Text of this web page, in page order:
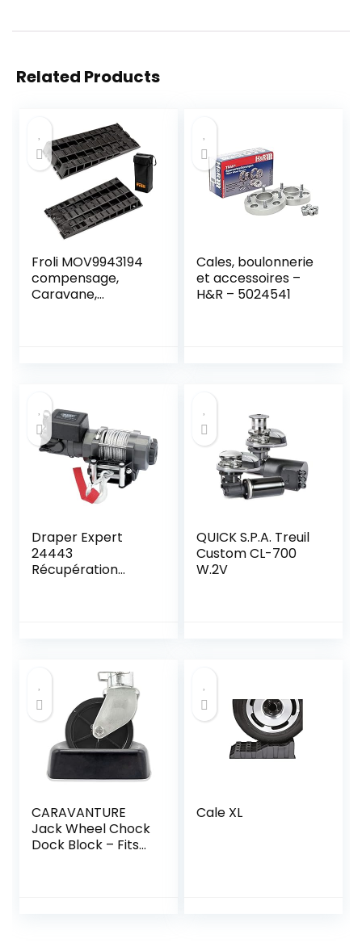
Related Products
Froli MOV9943194
compensage,
Caravane,
Adult, Noir, Taille
Unique
Cales, boulonnerie
et accessoires –
H&R – 5024541
Draper Expert
24443
Récupération
QUICK S.P.A. Treuil
Custom CL-700
W.2V
CARAVANTURE
Jack Wheel Chock
Dock Block – Fits
Cale XL